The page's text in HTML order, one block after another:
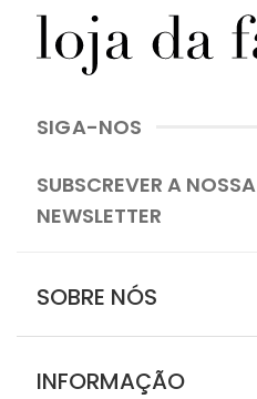
SIGA-NOS
SUBSCREVER A NOSSA
NEWSLETTER
SOBRE NÓS
INFORMAÇÃO